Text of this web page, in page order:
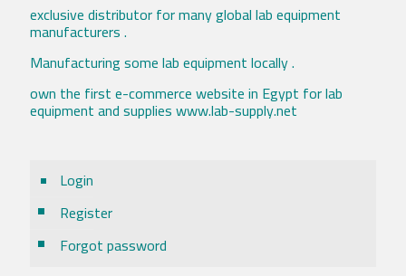
exclusive distributor for many global lab equipment
manufacturers .
Manufacturing some lab equipment locally .
own the first e-commerce website in Egypt for lab
equipment and supplies www.lab-supply.net
Login
Register
Forgot password